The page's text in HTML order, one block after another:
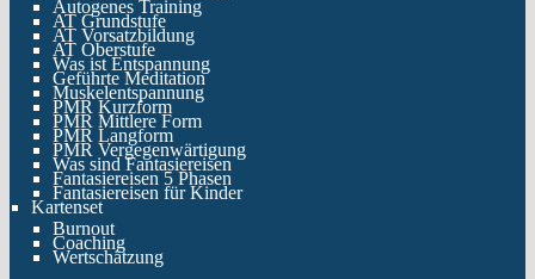
Autogenes Training
AT Grundstufe
AT Vorsatzbildung
AT Oberstufe
Was ist Entspannung
Geführte Meditation
Muskelentspannung
PMR Kurzform
PMR Mittlere Form
PMR Langform
PMR Vergegenwärtigung
Was sind Fantasiereisen
Fantasiereisen 5 Phasen
Fantasiereisen für Kinder
Kartenset
Burnout
Coaching
Wertschätzung